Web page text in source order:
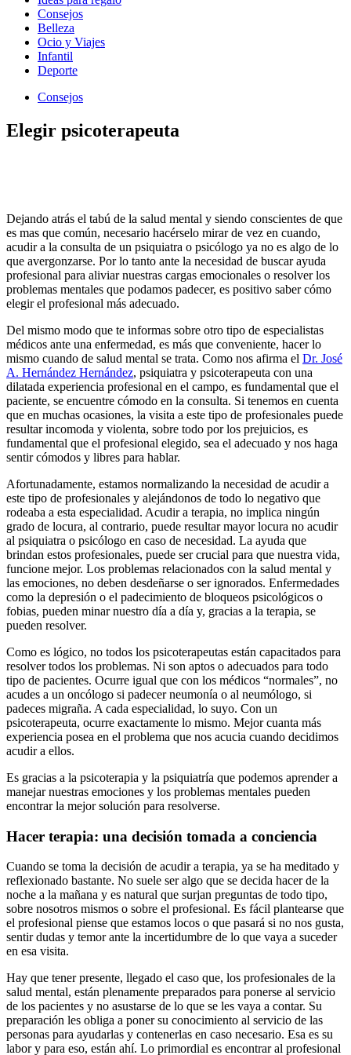
Consejos
Belleza
Ocio y Viajes
Infantil
Deporte
Consejos
Elegir psicoterapeuta
Dejando atrás el tabú de la salud mental y siendo conscientes de que
es mas que común, necesario hacérselo mirar de vez en cuando,
acudir a la consulta de un psiquiatra o psicólogo ya no es algo de lo
que avergonzarse. Por lo tanto ante la necesidad de buscar ayuda
profesional para aliviar nuestras cargas emocionales o resolver los
problemas mentales que podamos padecer, es positivo saber cómo
elegir el profesional más adecuado.
Del mismo modo que te informas sobre otro tipo de especialistas
médicos ante una enfermedad, es más que conveniente, hacer lo
mismo cuando de salud mental se trata. Como nos afirma el Dr. José
A. Hernández Hernández, psiquiatra y psicoterapeuta con una
dilatada experiencia profesional en el campo, es fundamental que el
paciente, se encuentre cómodo en la consulta. Si tenemos en cuenta
que en muchas ocasiones, la visita a este tipo de profesionales puede
resultar incomoda y violenta, sobre todo por los prejuicios, es
fundamental que el profesional elegido, sea el adecuado y nos haga
sentir cómodos y libres para hablar.
Afortunadamente, estamos normalizando la necesidad de acudir a
este tipo de profesionales y alejándonos de todo lo negativo que
rodeaba a esta especialidad. Acudir a terapia, no implica ningún
grado de locura, al contrario, puede resultar mayor locura no acudir
al psiquiatra o psicólogo en caso de necesidad. La ayuda que
brindan estos profesionales, puede ser crucial para que nuestra vida,
funcione mejor. Los problemas relacionados con la salud mental y
las emociones, no deben desdeñarse o ser ignorados. Enfermedades
como la depresión o el padecimiento de bloqueos psicológicos o
fobias, pueden minar nuestro día a día y, gracias a la terapia, se
pueden resolver.
Como es lógico, no todos los psicoterapeutas están capacitados para
resolver todos los problemas. Ni son aptos o adecuados para todo
tipo de pacientes. Ocurre igual que con los médicos “normales”, no
acudes a un oncólogo si padecer neumonía o al neumólogo, si
padeces migraña. A cada especialidad, lo suyo. Con un
psicoterapeuta, ocurre exactamente lo mismo. Mejor cuanta más
experiencia posea en el problema que nos acucia cuando decidimos
acudir a ellos.
Es gracias a la psicoterapia y la psiquiatría que podemos aprender a
manejar nuestras emociones y los problemas mentales pueden
encontrar la mejor solución para resolverse.
Hacer terapia: una decisión tomada a conciencia
Cuando se toma la decisión de acudir a terapia, ya se ha meditado y
reflexionado bastante. No suele ser algo que se decida hacer de la
noche a la mañana y es natural que surjan preguntas de todo tipo,
sobre nosotros mismos o sobre el profesional. Es fácil plantearse que
el profesional piense que estamos locos o que pasará si no nos gusta,
sentir dudas y temor ante la incertidumbre de lo que vaya a suceder
en esa visita.
Hay que tener presente, llegado el caso que, los profesionales de la
salud mental, están plenamente preparados para ponerse al servicio
de los pacientes y no asustarse de lo que se les vaya a contar. Su
preparación les obliga a poner su conocimiento al servicio de las
personas para ayudarlas y contenerlas en caso necesario. Esa es su
labor y para eso, están ahí. Lo primordial es encontrar al profesional